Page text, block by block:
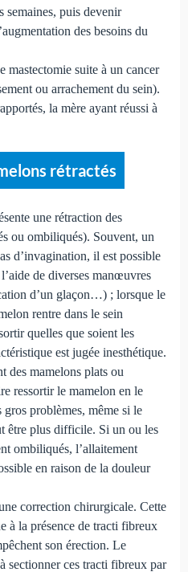
semaines, puis devenir
des besoins du
mastectomie suite à un cancer
ou arrachement du sein).
la mère ayant réussi à
rétractés
une rétraction des
ou ombiliqués). Souvent, un
d’invagination, il est possible
de diverses manœuvres
d’un glaçon…) ; lorsque le
rentre dans le sein
quelles que soient les
est jugée inesthétique.
des mamelons plats ou
ressortir le mamelon en le
problèmes, même si le
être plus difficile. Si un ou les
ombiliqués, l’allaitement
en raison de la douleur
correction chirurgicale. Cette
à la présence de tracti fibreux
son érection. Le
sectionner ces tracti fibreux par